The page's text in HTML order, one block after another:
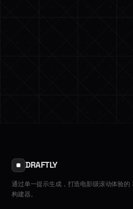
DRAFTLY
通过单一提示生成，打造电影级滚动体验的
构建器。